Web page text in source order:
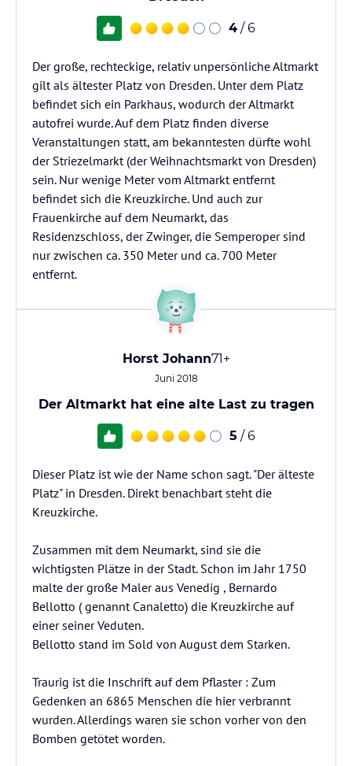
4 / 6
Der große, rechteckige, relativ unpersönliche Altmarkt
gilt als ältester Platz von Dresden. Unter dem Platz
befindet sich ein Parkhaus, wodurch der Altmarkt
autofrei wurde. Auf dem Platz finden diverse
Veranstaltungen statt, am bekanntesten dürfte wohl
der Striezelmarkt (der Weihnachtsmarkt von Dresden)
sein. Nur wenige Meter vom Altmarkt entfernt
befindet sich die Kreuzkirche. Und auch zur
Frauenkirche auf dem Neumarkt, das
Residenzschloss, der Zwinger, die Semperoper sind
nur zwischen ca. 350 Meter und ca. 700 Meter
entfernt.
Horst Johann71+
Juni 2018
Der Altmarkt hat eine alte Last zu tragen
5 / 6
Dieser Platz ist wie der Name schon sagt. "Der älteste
Platz" in Dresden. Direkt benachbart steht die
Kreuzkirche.
Zusammen mit dem Neumarkt, sind sie die
wichtigsten Plätze in der Stadt. Schon im Jahr 1750
malte der große Maler aus Venedig , Bernardo
Bellotto ( genannt Canaletto) die Kreuzkirche auf
einer seiner Veduten.
Bellotto stand im Sold von August dem Starken.
Traurig ist die Inschrift auf dem Pflaster : Zum
Gedenken an 6865 Menschen die hier verbrannt
wurden. Allerdings waren sie schon vorher von den
Bomben getötet worden.